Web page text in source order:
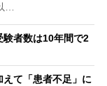
…
験者数は10年間で2
えて「患者不足」に